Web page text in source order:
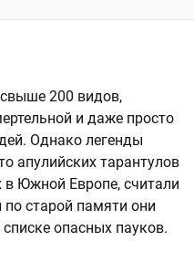
200 видов,
и даже просто
Однако легенды
апулийских тарантулов
Южной Европе, считали
старой памяти они
опасных пауков.